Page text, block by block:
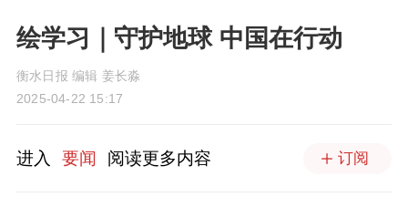
绘学习｜守护地球 中国在行动
衡水日报 编辑 姜长淼
2025-04-22 15:17
进入 要闻 阅读更多内容 订阅